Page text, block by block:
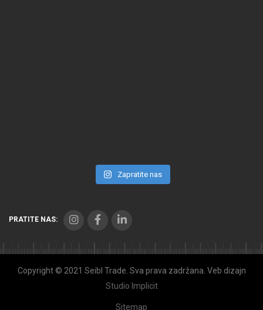
Zapratite nas
PRATITE NAS:
Copyright © 2021 Seibl Trade. Sva prava zadržana. Veb dizajn
Studio Implicit
Sitemap